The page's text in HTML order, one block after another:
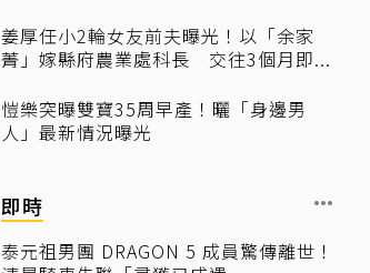
姜厚任小2輪女友前夫曝光！以「余家
菁」嫁縣府農業處科長 交往3個月即...
愷樂突曝雙寶35周早產！曬「身邊男
人」最新情況曝光
即時
泰元祖男團 DRAGON 5 成員驚傳離世！